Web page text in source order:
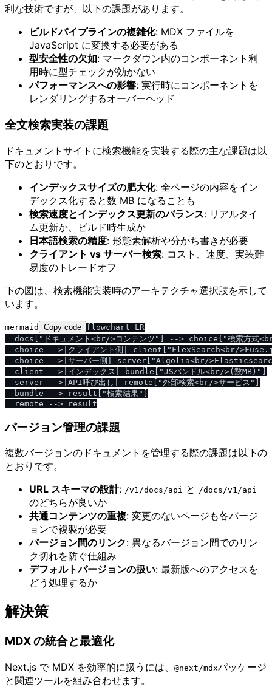
利な技術ですが、以下の課題があります。
ビルドパイプラインの複雑化: MDX ファイルを
JavaScript に変換する必要がある
型安全性の欠如: マークダウン内のコンポーネント利
用時に型チェックが効かない
パフォーマンスへの影響: 実行時にコンポーネントを
レンダリングするオーバーヘッド
全文検索実装の課題
ドキュメントサイトに検索機能を実装する際の主な課題は以
下のとおりです。
インデックスサイズの肥大化: 全ページの内容をイン
デックス化すると数 MB になることも
検索速度とインデックス更新のバランス: リアルタイ
ム更新か、ビルド時生成か
日本語検索の精度: 形態素解析や分かち書きが必要
クライアント vs サーバー検索: コスト、速度、実装難
易度のトレードオフ
下の図は、検索機能実装時のアーキテクチャ選択肢を示して
います。
mermaid Copy code flowchart LR
docs["ドキュメント<br/>コンテンツ"] --> choice{"検索方式
choice -->|クライアント側| client["FlexSearch<br/
choice -->|サーバー側| server["Algolia<br/
  client -->|インデックス| bundle["JSバンドル<br/>(数MB)"]
  server -->|API呼び出し| remote["外部検索<br/>サービス"]
  bundle --> result["検索結果"]
バージョン管理の課題
複数バージョンのドキュメントを管理する際の課題は以下の
とおりです。
URL スキーマの設計: ​/​v1​/​docs​/​api と ​/​docs​/​v1​/​api
のどちらが良いか
共通コンテンツの重複: 変更のないページも各バージ
ョンで複製が必要
バージョン間のリンク: 異なるバージョン間でのリン
ク切れを防ぐ仕組み
デフォルトバージョンの扱い: 最新版へのアクセスを
どう処理するか
解決策
MDX の統合と最適化
Next.js で MDX を効率的に扱うには、 @next​/​mdxパッケージ
と関連ツールを組み合わせます。